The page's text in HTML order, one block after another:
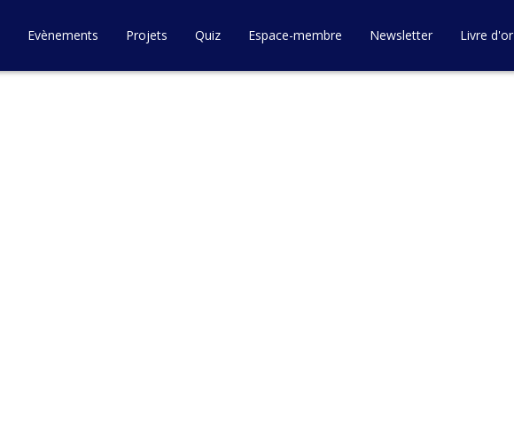
Evènements Projets Quiz Espace-membre Newsletter Livre d'or